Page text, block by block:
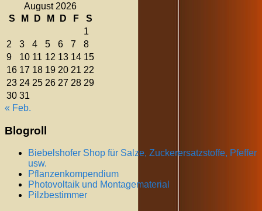
August 2026
S
M D M D F
S
1
2
3 4 5 6 7
8
9
10 11 12 13 14 15
16 17 18 19 20 21 22
23 24 25 26 27 28 29
30 31
« Feb.
Blogroll
Biebelshofer Shop für Salze, Zuckerersatzstoffe, Pfeffer
usw.
Pflanzenkompendium
Photovoltaik und Montagematerial
Pilzbestimmer